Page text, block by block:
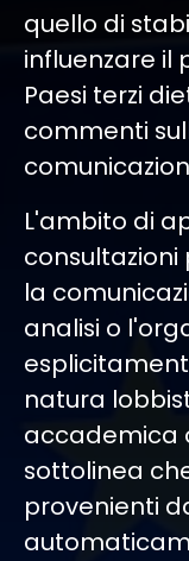
quello di
influenzare il
Paesi terzi
commenti
L'ambito di
la
analisi o
natura
accademica
sottolinea
provenienti